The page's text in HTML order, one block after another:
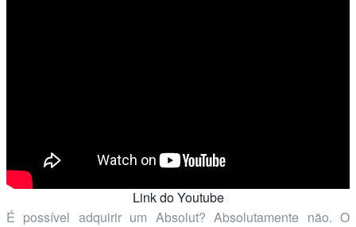
Link do Youtube
É possível adquirir um Absolut? Absolutamente não. O